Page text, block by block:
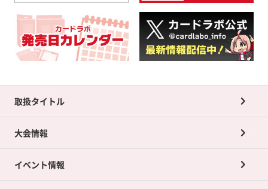
取扱タイトル
大会情報
イベント情報